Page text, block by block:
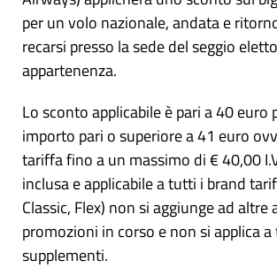
per un volo nazionale, andata e
recarsi presso la sede del seggio
appartenenza.
Lo sconto applicabile è pari a 40 euro
importo pari o superiore a 41 euro
tariffa fino a un massimo di € 40,00
inclusa e applicabile a tutti i brand
Classic, Flex) non si aggiunge ad altre
promozioni in corso e non si applica a
supplementi.